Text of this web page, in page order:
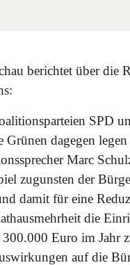
berichtet über die
SPD
dagegen
Marc
zugunsten der
damit für eine
die
Euro im Jahr
auf die